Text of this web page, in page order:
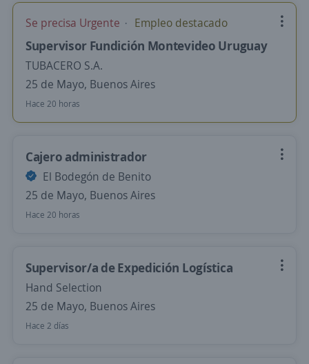
Se precisa Urgente Empleo destacado
Supervisor Fundición Montevideo Uruguay
TUBACERO S.A.
25 de Mayo, Buenos Aires
Hace 20 horas
Cajero administrador
El Bodegón de Benito
25 de Mayo, Buenos Aires
Hace 20 horas
Supervisor/a de Expedición Logística
Hand Selection
25 de Mayo, Buenos Aires
Hace 2 días